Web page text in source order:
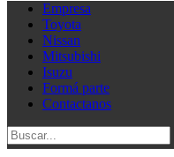
Empresa
Toyota
Nissan
Mitsubishi
Isuzu
Formá parte
Contactanos